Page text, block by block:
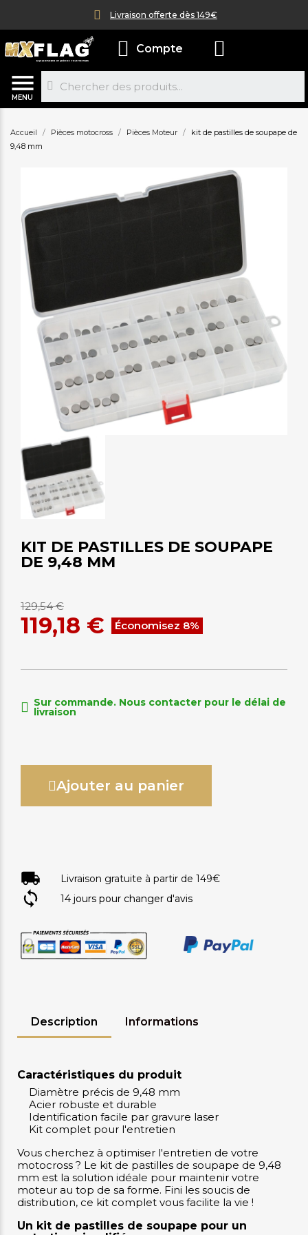
Livraison offerte dès 149€
MENU
Compte
Accueil Pièces motocross Pièces Moteur
kit de pastilles de soupape de
9,48 mm
KIT DE PASTILLES DE SOUPAPE
DE 9,48 MM
129,54 €
119,18 € Économisez 8%
Sur commande. Nous contacter pour le délai de
livraison
Ajouter au panier
Livraison gratuite à partir de 149€
14 jours pour changer d'avis
Description Informations
Caractéristiques du produit
Diamètre précis de 9,48 mm
Acier robuste et durable
Identification facile par gravure laser
Kit complet pour l'entretien
Vous cherchez à optimiser l'entretien de votre
motocross ? Le kit de pastilles de soupape de 9,48
mm est la solution idéale pour maintenir votre
moteur au top de sa forme. Fini les soucis de
distribution, ce kit complet vous facilite la vie !
Un kit de pastilles de soupape pour un